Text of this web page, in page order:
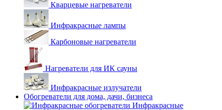
Кварцевые нагреватели
Инфракрасные лампы
Карбоновые нагреватели
Нагреватели для ИК сауны
Инфракрасные излучатели
Обогреватели для дома, дачи, бизнеса
Инфракрасные